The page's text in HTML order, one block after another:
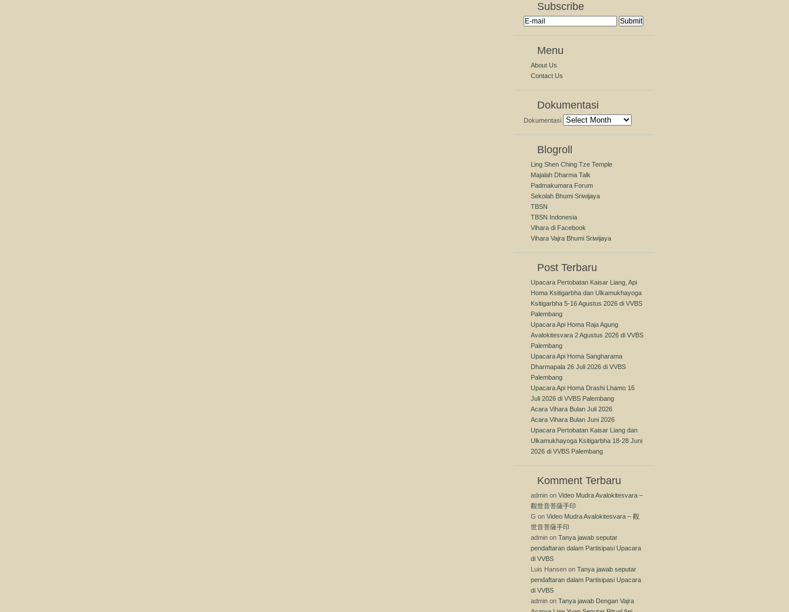
Subscribe
Menu
About Us
Contact Us
Dokumentasi
Dokumentasi
Blogroll
Ling Shen Ching Tze Temple
Majalah Dharma Talk
Padmakumara Forum
Sekolah Bhumi Sriwijaya
TBSN
TBSN Indonesia
Vihara di Facebook
Vihara Vajra Bhumi Sriwijaya
Post Terbaru
Upacara Pertobatan Kaisar Liang, Api
Homa Ksitigarbha dan Ulkamukhayoga
Ksitigarbha 5-16 Agustus 2026 di VVBS
Palembang
Upacara Api Homa Raja Agung
Avalokitesvara 2 Agustus 2026 di VVBS
Palembang
Upacara Api Homa Sangharama
Dharmapala 26 Juli 2026 di VVBS
Palembang
Upacara Api Homa Drashi Lhamo 16
Juli 2026 di VVBS Palembang
Acara Vihara Bulan Juli 2026
Acara Vihara Bulan Juni 2026
Upacara Pertobatan Kaisar Liang dan
Ulkamukhayoga Ksitigarbha 18-28 Juni
2026 di VVBS Palembang
Komment Terbaru
admin on Video Mudra Avalokitesvara –
觀世音菩薩手印
G on Video Mudra Avalokitesvara – 觀
世音菩薩手印
admin on Tanya jawab seputar
pendaftaran dalam Partisipasi Upacara
di VVBS
Luis Hansen on Tanya jawab seputar
pendaftaran dalam Partisipasi Upacara
di VVBS
admin on Tanya jawab Dengan Vajra